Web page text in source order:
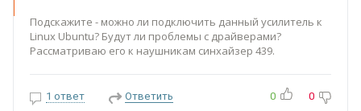
Подскажите - можно ли подключить данный усилитель к
Linux Ubuntu? Будут ли проблемы с драйверами?
Рассматриваю его к наушникам синхайзер 439.
1 ответ Ответить 0 0